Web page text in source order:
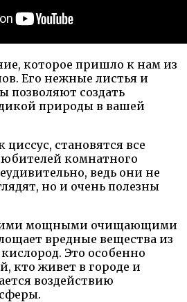
которое пришло к нам из
Его нежные листья и
позволяют создать
природы в вашей
циссус, становятся все
комнатного
ведь они не
но и очень полезны
мощными очищающими
вредные вещества из
Это особенно
кто живет в городе и
воздействию